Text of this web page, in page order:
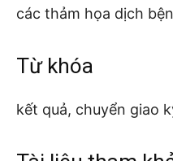
các thảm họa dịch
Từ khóa
kết quả, chuyển giao